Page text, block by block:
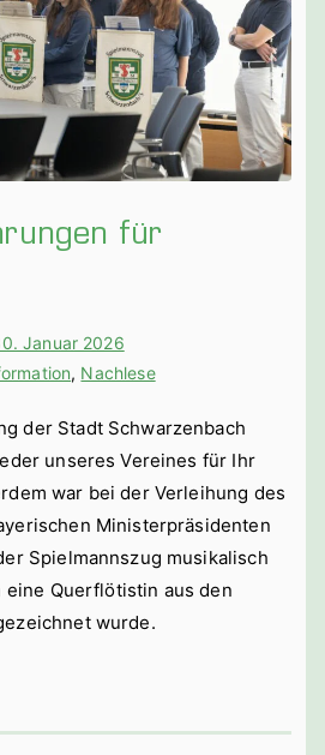
für
Januar 2026
, Nachlese
der Stadt Schwarzenbach
unseres Vereines für Ihr
war bei der Verleihung des
Ministerpräsidenten
Spielmannszug musikalisch
Querflötistin aus den
wurde.